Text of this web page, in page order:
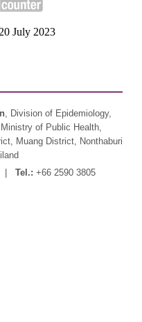
July 2023
, Division of Epidemiology,
of Public Health,
Muang District, Nonthaburi
Tel.: +66 2590 3805